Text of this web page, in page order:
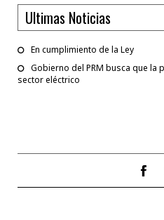
Ultimas Noticias
En cumplimiento de la Ley
Gobierno del PRM busca que la
sector eléctrico